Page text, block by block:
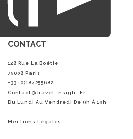
CONTACT
128 Rue La Boétie
75008 Paris
+33 (0)184255682
Contact@Travel-Insight.fr
Du Lundi Au Vendredi De 9h À 19h
Mentions Légales